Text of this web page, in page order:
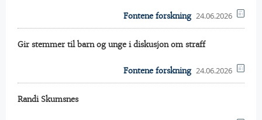
Fontene forskning 24.06.2026
Gir stemmer til barn og unge i diskusjon om straff
Fontene forskning 24.06.2026
Randi Skumsnes